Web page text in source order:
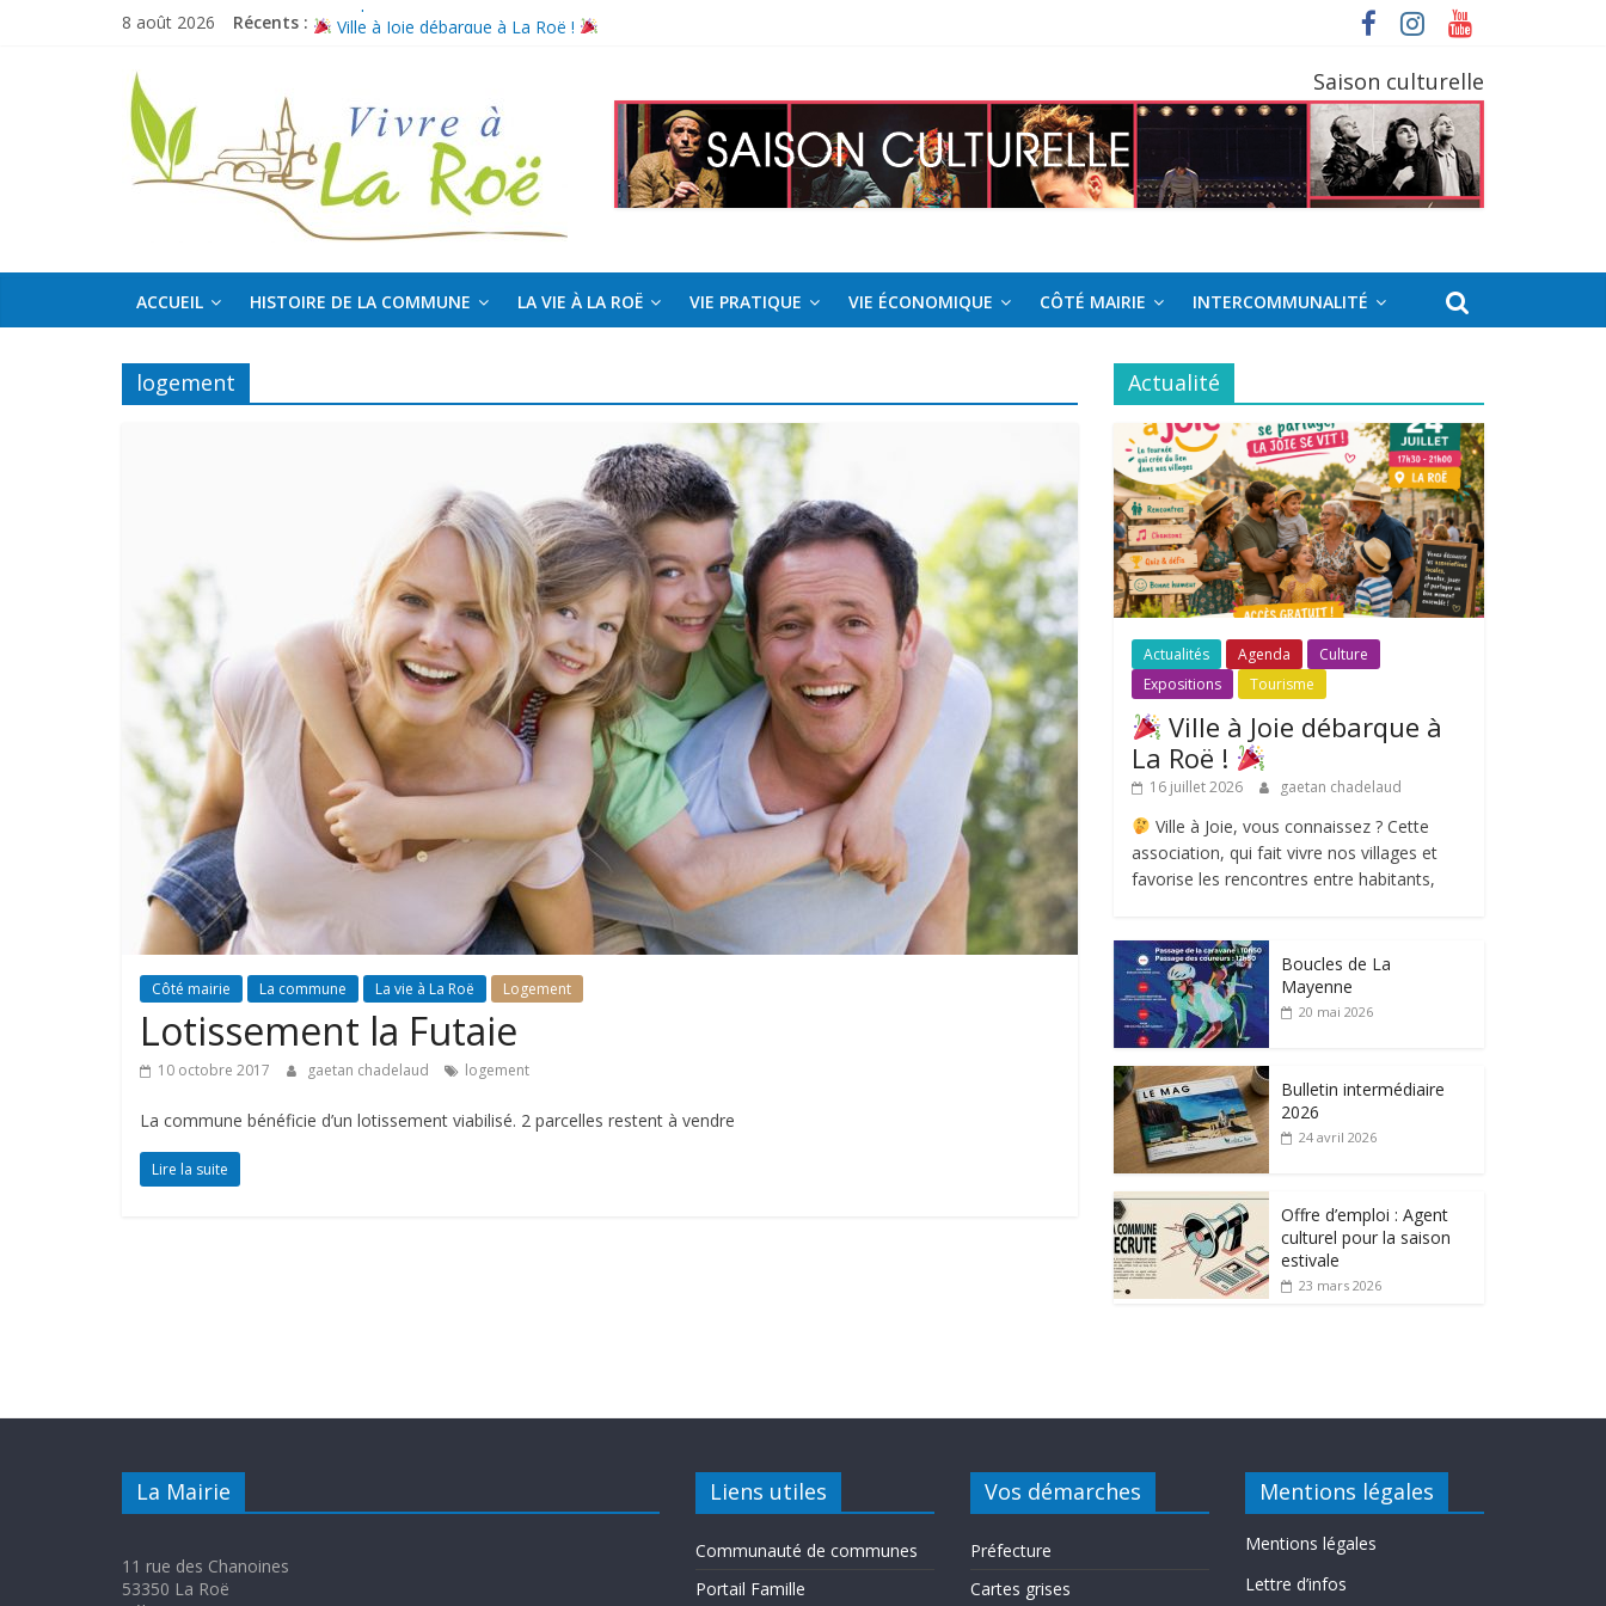
8 août 2026 Récents : Merci pour votre confiance
Offre d’emploi : Agent culturel pour la saison estivale
La
Roë
Sortir…
Saison culturelle
ACCUEIL HISTOIRE DE LA COMMUNE LA VIE À LA ROË VIE PRATIQUE VIE ÉCONOMIQUE CÔTÉ MAIRIE INTERCOMMUNALITÉ
logement
Côté mairie La commune La vie à La Roë Logement
Lotissement la Futaie
10 octobre 2017 gaetan chadelaud logement
La commune bénéficie d’un lotissement viabilisé. 2 parcelles restent à vendre
Lire la suite
Actualité
Actualités Agenda
Culture
Expositions
Tourisme
Ville à Joie débarque à
La Roë !
16 juillet 2026 gaetan chadelaud
Ville à Joie, vous connaissez ? Cette
association, qui fait vivre nos villages et
favorise les rencontres entre habitants,
Boucles de La
Mayenne
20 mai 2026
Bulletin intermédiaire
2026
24 avril 2026
Offre d’emploi : Agent
culturel pour la saison
estivale
23 mars 2026
La Mairie
11 rue des Chanoines
53350 La Roë
Liens utiles
Communauté de communes
Portail Famille
Vos démarches
Préfecture
Cartes grises
Mentions légales
Mentions légales
Lettre d’infos